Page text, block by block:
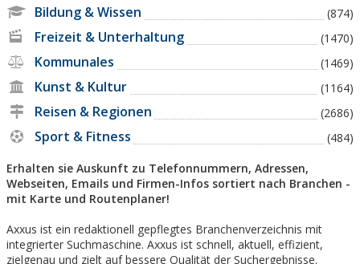
Bildung & Wissen (874)
Freizeit & Unterhaltung (1470)
Kommunales (1469)
Kunst & Kultur (1164)
Reisen & Regionen (2686)
Sport & Fitness
(484)
Erhalten sie Auskunft zu Telefonnummern, Adressen,
Webseiten, Emails und Firmen-Infos sortiert nach Branchen -
mit Karte und Routenplaner!
Axxus ist ein redaktionell gepflegtes Branchenverzeichnis mit
integrierter Suchmaschine. Axxus ist schnell, aktuell, effizient,
zielgenau und zielt auf bessere Qualität der Suchergebnisse.